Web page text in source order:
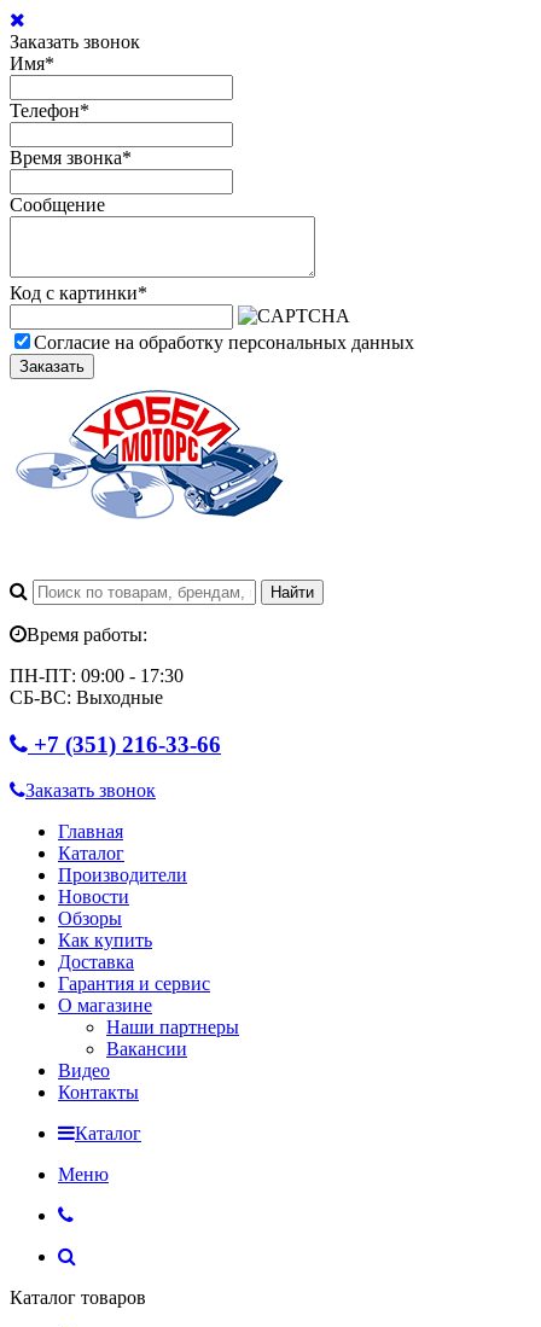
Заказать звонок
Имя*
Телефон*
Время звонка*
Сообщение
Код с картинки*
Согласие на обработку персональных данных
Заказать
Время работы:
ПН-ПТ: 09:00 - 17:30
СБ-ВС: Выходные
+7 (351) 216-33-66
Заказать звонок
Главная
Каталог
Производители
Новости
Обзоры
Как купить
Доставка
Гарантия и сервис
О магазине
Наши партнеры
Вакансии
Видео
Контакты
Каталог
Меню
Каталог товаров